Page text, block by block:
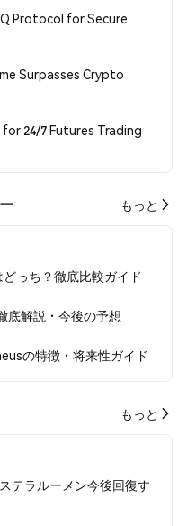
Protocol for Secure
Surpasses Crypto
24/7 Futures Trading
もっと
どっち？徹底比較ガイド
底解説・今後の予想
の特徴・将来性ガイド
もっと
テラルーメン今後回復す